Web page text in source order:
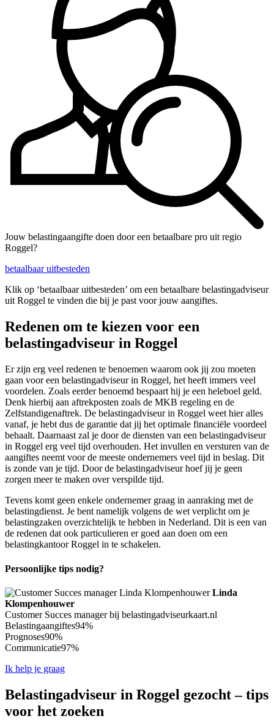
Jouw belastingaangifte doen door een betaalbare pro uit regio
Roggel?
betaalbaar uitbesteden
Klik op ‘betaalbaar uitbesteden’ om een betaalbare belastingadviseur
uit Roggel te vinden die bij je past voor jouw aangiftes.
Redenen om te kiezen voor een
belastingadviseur in Roggel
Er zijn erg veel redenen te benoemen waarom ook jij zou moeten
gaan voor een belastingadviseur in Roggel, het heeft immers veel
voordelen. Zoals eerder benoemd bespaart hij je een heleboel geld.
Denk hierbij aan aftrekposten zoals de MKB regeling en de
Zelfstandigenaftrek. De belastingadviseur in Roggel weet hier alles
vanaf, je hebt dus de garantie dat jij het optimale financiële voordeel
behaalt. Daarnaast zal je door de diensten van een belastingadviseur
in Roggel erg veel tijd overhouden. Het invullen en versturen van de
aangiftes neemt voor de meeste ondernemers veel tijd in beslag. Dit
is zonde van je tijd. Door de belastingadviseur hoef jij je geen
zorgen meer te maken over verspilde tijd.
Tevens komt geen enkele ondernemer graag in aanraking met de
belastingdienst. Je bent namelijk volgens de wet verplicht om je
belastingzaken overzichtelijk te hebben in Nederland. Dit is een van
de redenen dat ook particulieren er goed aan doen om een
belastingkantoor Roggel in te schakelen.
Persoonlijke tips nodig?
Linda
Klompenhouwer
Customer Succes manager bij belastingadviseurkaart.nl
Belastingaangiftes94%
Prognoses90%
Communicatie97%
Ik help je graag
Belastingadviseur in Roggel gezocht – tips
voor het zoeken